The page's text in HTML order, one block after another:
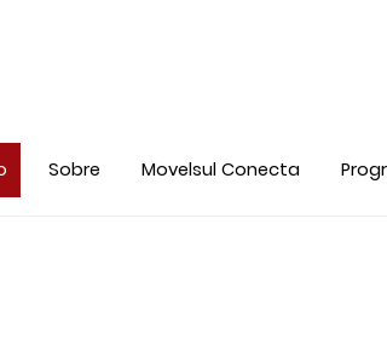
Sobre Movelsul Conecta